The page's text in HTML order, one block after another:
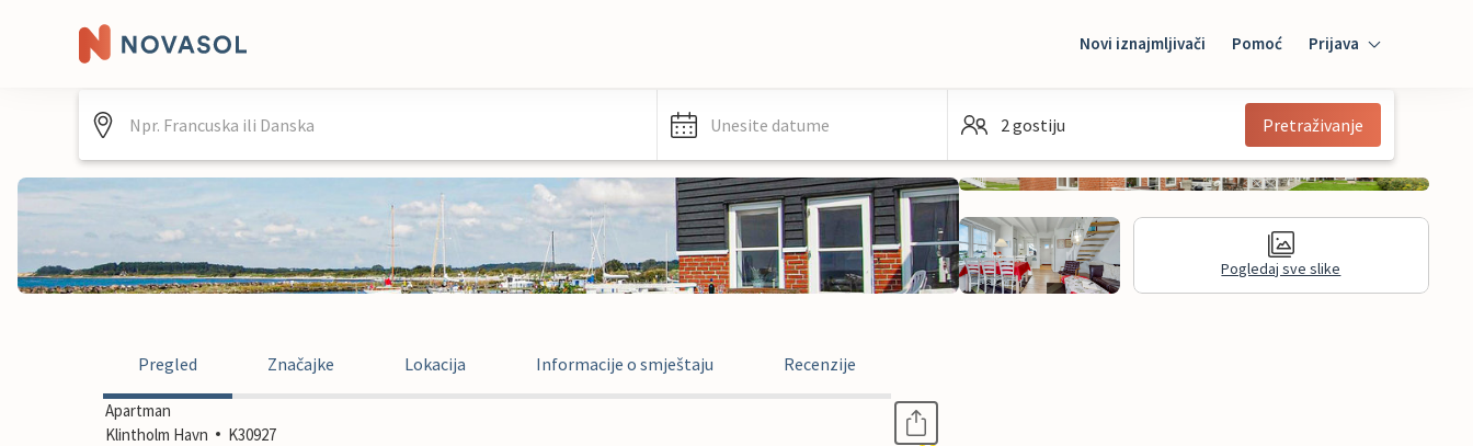
Novi iznajmljivači Pomoć Prijava
Mybooking
Unesite datume 2 gostiju Pretraživanje
Pogledaj sve slike
Pregled Značajke Lokacija Informacije o smještaju Recenzije
Apartman
Klintholm Havn
K30927